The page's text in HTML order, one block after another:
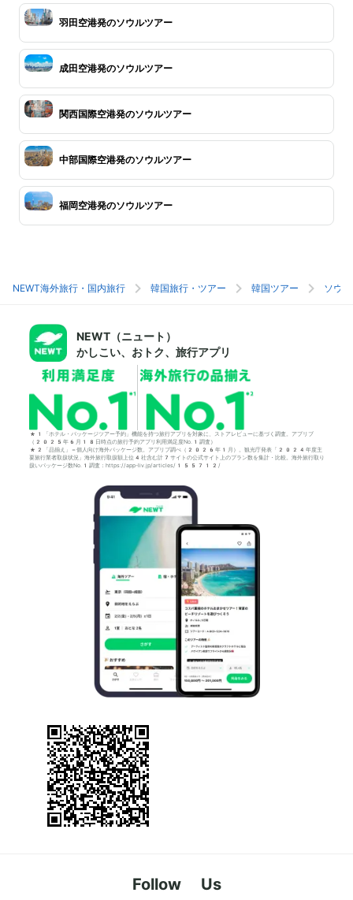
羽田空港発のソウルツアー
成田空港発のソウルツアー
関西国際空港発のソウルツアー
中部国際空港発のソウルツアー
福岡空港発のソウルツアー
NEWT海外旅行・国内旅行 韓国旅行・ツアー 韓国ツアー ソウ
NEWT（ニュート）
かしこい、おトク、旅行アプリ
*1「ホテル・パッケージツアー予約」機能を持つ旅行アプリを対象に、ストアレビューに基づく調査。アプリブ
（2025年6月18日時点の旅行予約アプリ利用満足度No.1調査）
*2「品揃え」＝個人向け海外パッケージ数。アプリブ調べ（2026年1月）。観光庁発表「2024年度主
要旅行業者取扱状況」海外旅行取扱額上位4社含む計7サイトの公式サイト上のプラン数を集計・比較。海外旅行取り
扱いパッケージ数No.1調査：https://app-liv.jp/articles/155712/
Follow Us